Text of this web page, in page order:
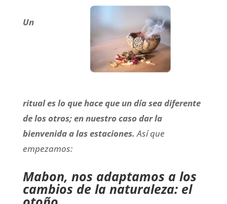
Un
ritual es lo que hace que un día sea diferente
de los otros; en nuestro caso dar la
bienvenida a las estaciones. Así que
empezamos:
Mabon, nos adaptamos a los
cambios de la naturaleza: el